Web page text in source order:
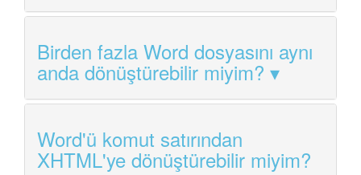
Birden fazla Word dosyasını aynı
anda dönüştürebilir miyim?
Word'ü komut satırından
XHTML'ye dönüştürebilir miyim?